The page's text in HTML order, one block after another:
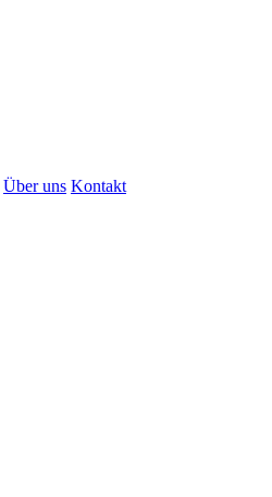
Über uns Kontakt